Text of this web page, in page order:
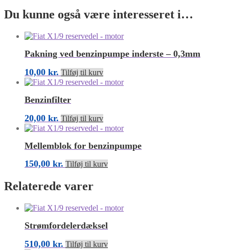
Du kunne også være interesseret i…
Pakning ved benzinpumpe inderste – 0,3mm
10,00 kr. Tilføj til kurv
Benzinfilter
20,00 kr. Tilføj til kurv
Mellemblok for benzinpumpe
150,00 kr. Tilføj til kurv
Relaterede varer
Strømfordelerdæksel
510,00 kr. Tilføj til kurv